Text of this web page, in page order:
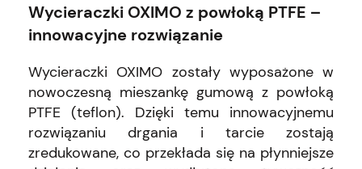
Wycieraczki OXIMO z powłoką PTFE –
innowacyjne rozwiązanie
Wycieraczki OXIMO zostały wyposażone w
nowoczesną mieszankę gumową z powłoką
PTFE (teflon). Dzięki temu innowacyjnemu
rozwiązaniu drgania i tarcie zostają
zredukowane, co przekłada się na płynniejsze